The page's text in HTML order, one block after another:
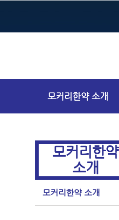
모커리한약 소개
모커리한약
소개
모커리한약 소개